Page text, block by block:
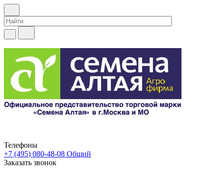
Телефоны
+7 (495) 080-48-08 Общий
Заказать звонок